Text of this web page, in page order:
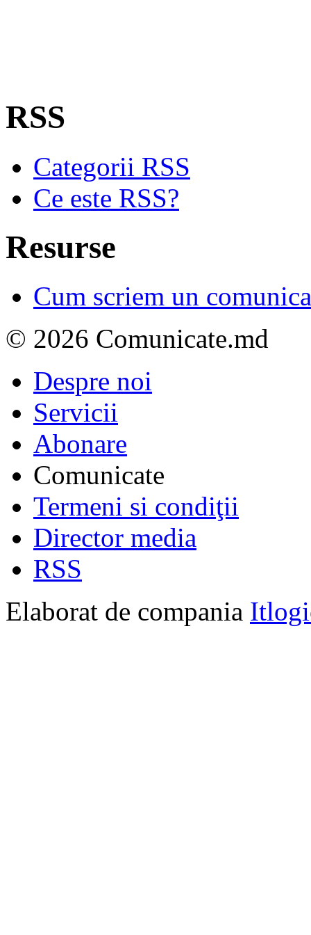
RSS
Categorii RSS
Ce este RSS?
Resurse
Cum scriem un
© 2026 Comunicate.md
Despre noi
Servicii
Abonare
Comunicate
Termeni si condiţii
Director media
RSS
Elaborat de compania